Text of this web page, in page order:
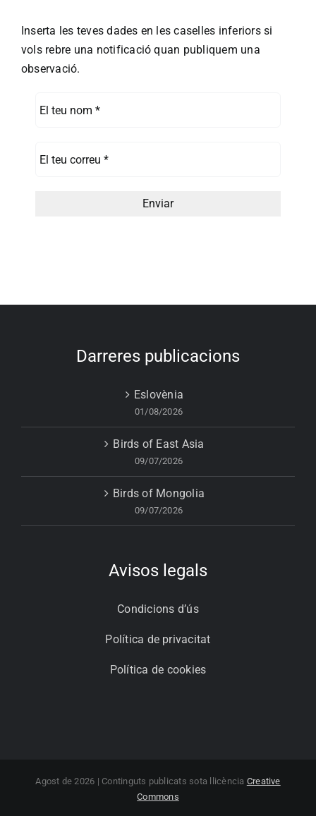
Inserta les teves dades en les caselles inferiors si
vols rebre una notificació quan publiquem una
observació.
Darreres publicacions
Eslovènia
01/08/2026
Birds of East Asia
09/07/2026
Birds of Mongolia
09/07/2026
Avisos legals
Condicions d’ús
Política de privacitat
Política de cookies
Agost de 2026 | Continguts publicats sota llicència Creative
Commons